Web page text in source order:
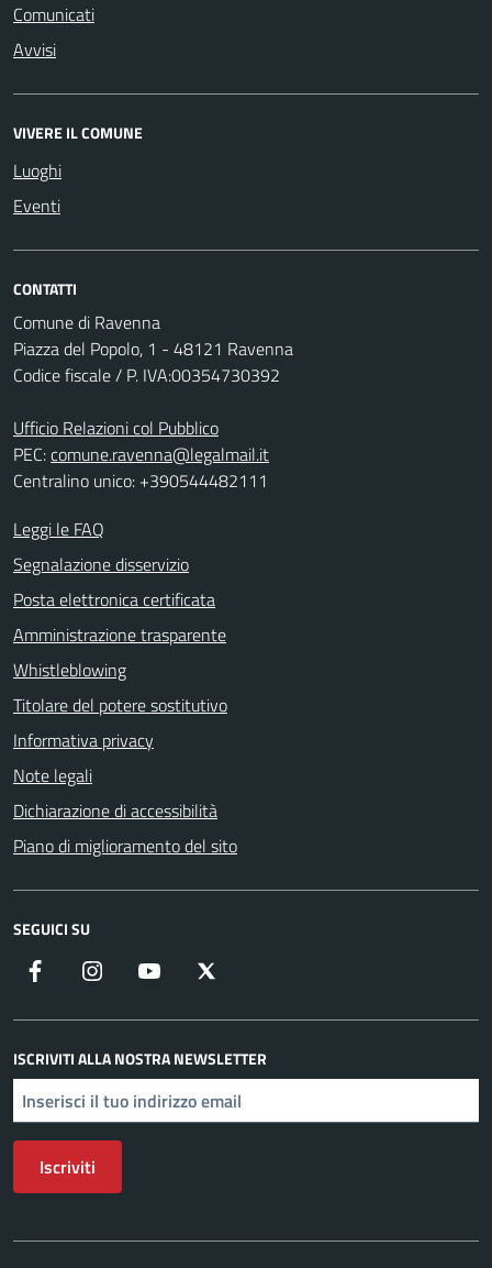
Comunicati
Avvisi
VIVERE IL COMUNE
Luoghi
Eventi
CONTATTI
Comune di Ravenna
Piazza del Popolo, 1 - 48121 Ravenna
Codice fiscale / P. IVA:00354730392
Ufficio Relazioni col Pubblico
PEC:comune.ravenna@legalmail.it
Centralino unico: +390544482111
Leggi le FAQ
Segnalazione disservizio
Posta elettronica certificata
Amministrazione trasparente
Whistleblowing
Titolare del potere sostitutivo
Informativa privacy
Note legali
Dichiarazione di accessibilità
Piano di miglioramento del sito
SEGUICI SU
Facebook Instagram YouTube
ISCRIVITI ALLA NOSTRA NEWSLETTER